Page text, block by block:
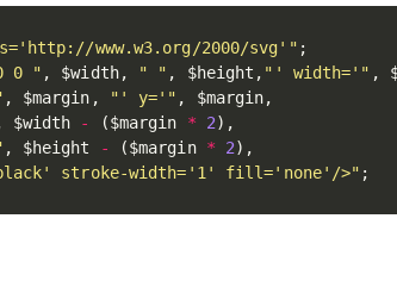
www.w3.org/2000/svg'" ;
0 " , $width, " " , $height , "' width='" ,
, $margin , "' y='" , $margin,
$width - ($margin * 2) ,
, $height - ($margin * 2) ,
stroke-width='1' fill='none'/>" ;